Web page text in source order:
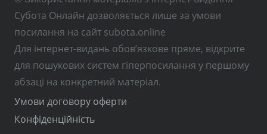
Субота Онлайн дозволяється лише за умови
посилання на сайт subota.online
Для інтернет-видань обов’язкове пряме, відкрите
для пошукових систем гіперпосилання у першому
абзаці на конкретний матеріал.
Умови договору оферти
Конфіденційність